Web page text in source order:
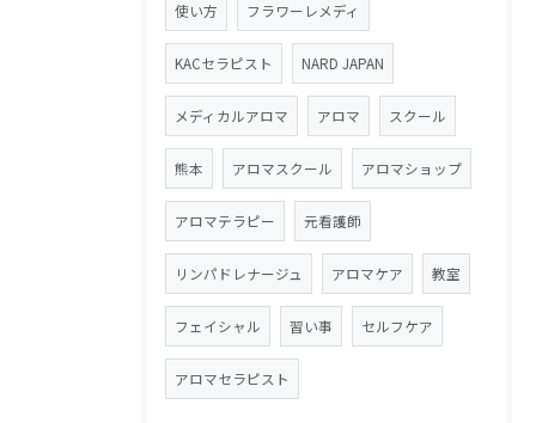
使い方 フラワーレメディ
KACセラピスト NARD JAPAN
メディカルアロマ アロマ スクール
熊本 アロマスクール アロマショップ
アロマテラピー 元看護師
リンパドレナージュ アロマケア 教室
フェイシャル 習い事 セルフケア
アロマセラピスト